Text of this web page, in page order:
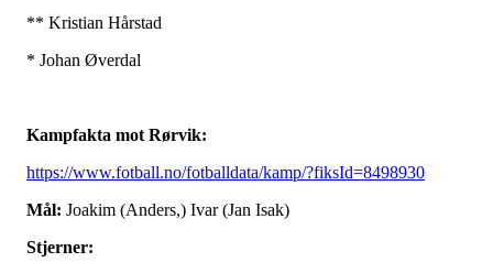
** Kristian Hårstad
* Johan Øverdal
Kampfakta mot Rørvik:
https://www.fotball.no/fotballdata/kamp/?fiksId=8498930
Mål: Joakim (Anders,) Ivar (Jan Isak)
Stjerner: